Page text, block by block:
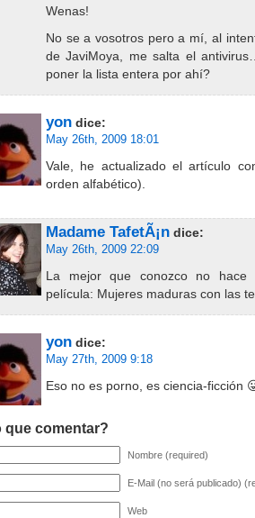
Wenas!
No se a vosotros pero a mí, al
de JaviMoya, me salta el
poner la lista entera por ahí?
yon dice:
May 26th, 2009 18:01
Vale, he actualizado el artículo
orden alfabético).
Madame TafetÃ¡n dice:
May 26th, 2009 22:09
La mejor que conozco no hace
película: Mujeres maduras con las
yon dice:
May 27th, 2009 9:18
Eso no es porno, es ciencia-ficción
que comentar?
Nombre (required)
E-Mail (no será publicado)
Web